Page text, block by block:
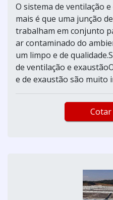
O sistema de ventilação
mais é que uma junção
trabalham em conjunto
ar contaminado do
um limpo e de
de ventilação e
e de exaustão são muito